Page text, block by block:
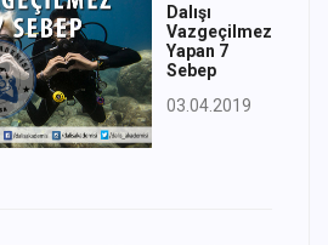
Dalışı
Vazgeçilmez
Yapan 7
Sebep
03.04.2019